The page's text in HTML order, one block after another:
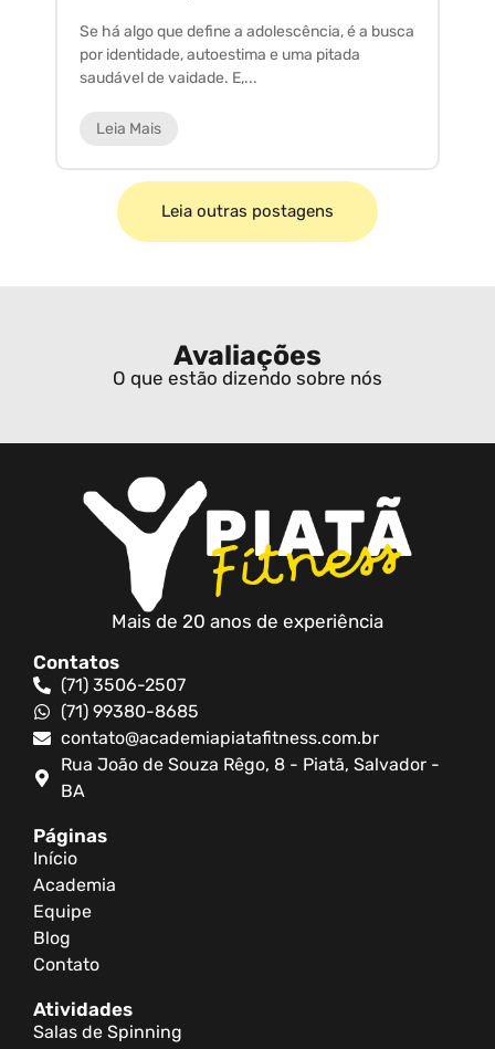
Se há algo que define a adolescência, é a busca
por identidade, autoestima e uma pitada
saudável de vaidade. E,...
Leia Mais
Leia outras postagens
Avaliações
O que estão dizendo sobre nós
Mais de 20 anos de experiência
Contatos
(71) 3506-2507
(71) 99380-8685
contato@academiapiatafitness.com.br
Rua João de Souza Rêgo, 8 - Piatã, Salvador -
BA
Páginas
Início
Academia
Equipe
Blog
Contato
Atividades
Salas de Spinning